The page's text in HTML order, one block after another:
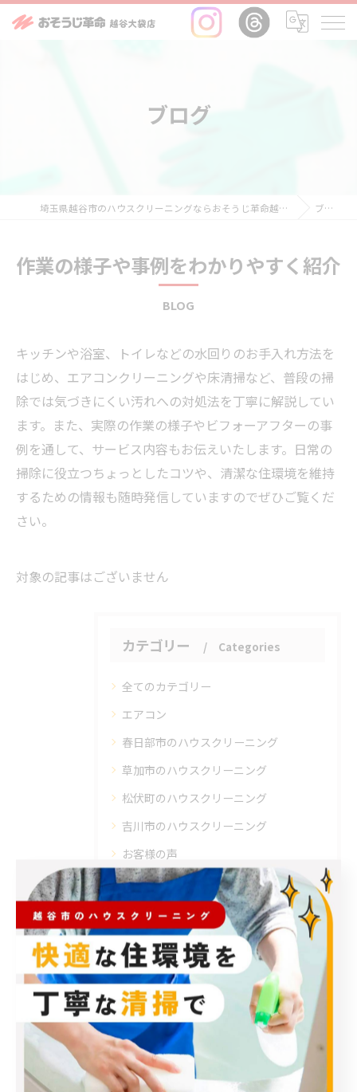
ブログ
埼玉県越谷市のハウスクリーニングならおそうじ革命越谷大袋店 ブログ
作業の様子や事例をわかりやすく紹介
BLOG
キッチンや浴室、トイレなどの水回りのお手入れ方法を
はじめ、エアコンクリーニングや床清掃など、普段の掃
除では気づきにくい汚れへの対処法を丁寧に解説してい
ます。また、実際の作業の様子やビフォーアフターの事
例を通して、サービス内容もお伝えいたします。日常の
掃除に役立つちょっとしたコツや、清潔な住環境を維持
するための情報も随時発信していますのでぜひご覧くだ
さい。
対象の記事はございません
カテゴリー Categories
全てのカテゴリー
エアコン
春日部市のハウスクリーニング
草加市のハウスクリーニング
松伏町のハウスクリーニング
吉川市のハウスクリーニング
お客様の声
最近の投稿 Recent Posts
2026/08/09
湿気の多い気候での課題。
2026/08/08